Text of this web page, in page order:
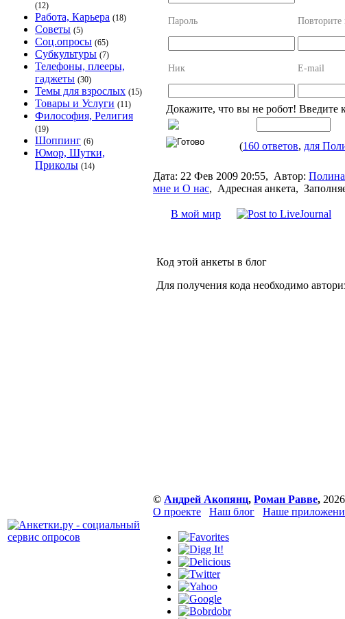
(12)
Работа, Карьера (18)
Советы (5)
Соц.опросы (65)
Субкультуры (7)
Телефоны, плееры,
гаджеты (30)
Темы для взрослых (15)
Товары и Услуги (11)
Философия, Религия
(19)
Шоппинг (6)
Юмор, Шутки,
Приколы (14)
Пароль Повторите
Ник E-mail
Докажите, что вы не робот! Введите
(160 ответов, для
Дата: 22 Фев 2009 20:55, Автор: Полина
мне и О нас, Адресная анкета,
В мой мир
Код этой анкеты в блог
Для получения кода необходимо
© Андрей Акопянц, Роман Равве,
О проекте
Наш блог Наше